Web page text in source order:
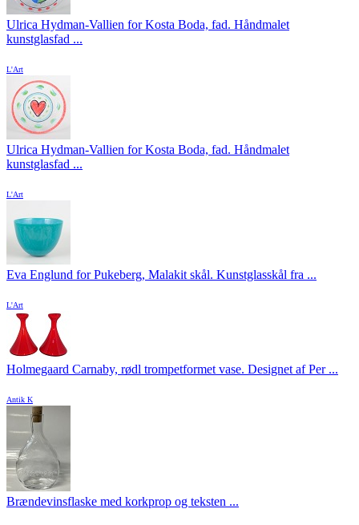
Ulrica Hydman-Vallien for Kosta Boda, fad. Håndmalet
kunstglasfad ...
L'Art
Ulrica Hydman-Vallien for Kosta Boda, fad. Håndmalet
kunstglasfad ...
L'Art
Eva Englund for Pukeberg, Malakit skål. Kunstglasskål fra ...
L'Art
Holmegaard Carnaby, rødl trompetformet vase. Designet af Per ...
Antik K
Brændevinsflaske med korkprop og teksten ...